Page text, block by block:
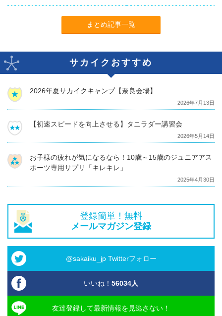
まとめ記事一覧
サカイクおすすめ
2026年夏サカイクキャンプ【奈良会場】
2026年7月13日
【初速スピードを向上させる】タニラダー講習会
2026年5月14日
お子様の疲れが気になるなら！10歳～15歳のジュニアアス
ポーツ専用サプリ「キレキレ」
2025年4月30日
登録簡単！無料
メールマガジン登録
@sakaiku_jp Twitterフォロー
いいね！ 56034人
友達登録して最新情報を見逃さない！